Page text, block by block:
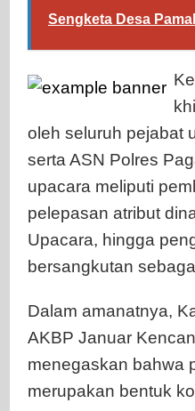
Sengketa Desa
oleh seluruh pejabat
serta ASN Polres
upacara meliputi
pelepasan atribut
Upacara, hingga
bersangkutan
Dalam amanatnya,
AKBP Januar
menegaskan bahwa
merupakan bentuk